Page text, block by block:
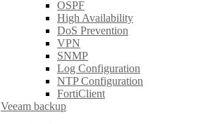
OSPF
High Availability
DoS Prevention
VPN
SNMP
Log Configuration
NTP Configuration
FortiClient
Veeam backup